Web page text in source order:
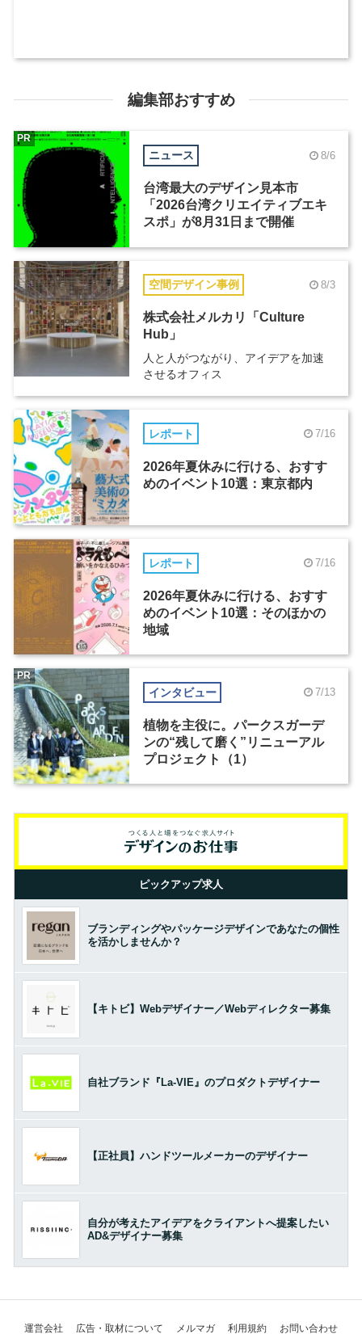
編集部おすすめ
ニュース 8/6
台湾最大のデザイン見本市
「2026台湾クリエイティブエキ
スポ」が8月31日まで開催
PR
空間デザイン事例 8/3
株式会社メルカリ「Culture
Hub」
人と人がつながり、アイデアを加速
させるオフィス
レポート 7/16
2026年夏休みに行ける、おすす
めのイベント10選：東京都内
レポート 7/16
2026年夏休みに行ける、おすす
めのイベント10選：そのほかの
地域
インタビュー 7/13
植物を主役に。パークスガーデ
ンの“残して磨く”リニューアル
プロジェクト（1）
PR
ピックアップ求人
ブランディングやパッケージデザインであなたの個性
を活かしませんか？
【キトビ】Webデザイナー／Webディレクター募集
自社ブランド『La-VIE』のプロダクトデザイナー
【正社員】ハンドツールメーカーのデザイナー
自分が考えたアイデアをクライアントへ提案したい
AD&デザイナー募集
運営会社 広告・取材について メルマガ 利用規約 お問い合わせ